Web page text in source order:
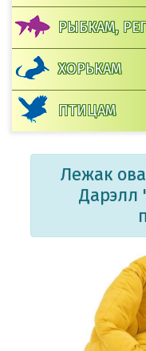
РЫБКАМ,
ХОРЬКАМ
ПТИЦАМ
Лежак
Дарэлл